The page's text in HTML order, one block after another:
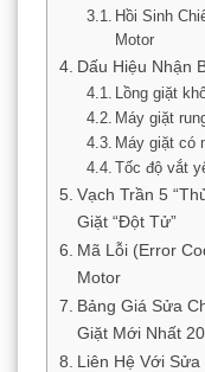
Hồi Sinh
Motor
Dấu Hiệu Nhận
Lồng giặt
Máy giặt
Máy giặt có
Tốc độ vắt
Vạch Trần 5
Giặt “Đột Tử”
Mã Lỗi (Error
Motor
Bảng Giá Sửa
Giặt Mới Nhất
Liên Hệ Với